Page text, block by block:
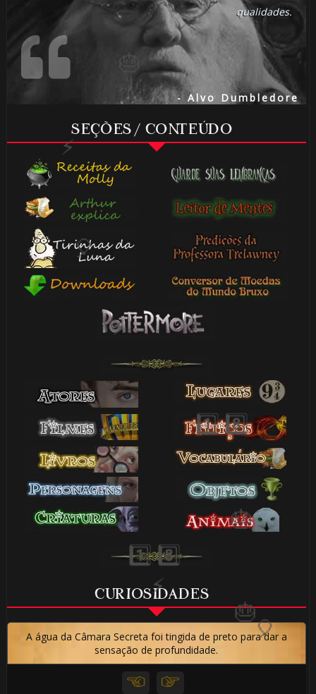
qualidades.
- Alvo Dumbledore
SEÇÕES / CONTEÚDO
CURIOSIDADES
A água da Câmara Secreta foi tingida de preto para dar a
sensação de profundidade.
🎈
🎈